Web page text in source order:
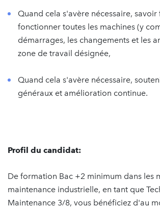
Quand cela s'avère nécessaire, savoir
fonctionner toutes les machines (y
démarrages, les changements et les
zone de travail désignée,
Quand cela s'avère nécessaire,
généraux et amélioration continue.
Profil du candidat:
De formation Bac +2 minimum dans les
maintenance industrielle, en tant que
Maintenance 3/8, vous bénéficiez d'au